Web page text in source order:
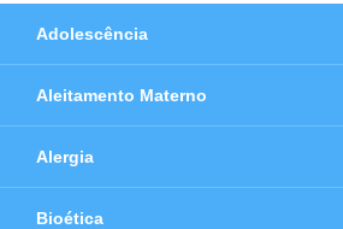
Adolescência
Aleitamento Materno
Alergia
Bioética